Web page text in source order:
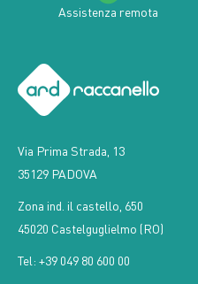
Assistenza remota
Via Prima Strada, 13
35129 PADOVA
Zona ind. il castello, 650
45020 Castelguglielmo (RO)
Tel: +39 049 80 600 00